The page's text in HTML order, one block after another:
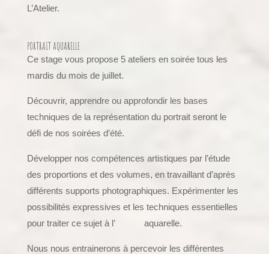
L’Atelier.
PORTRAIT AQUARELLE
Ce stage vous propose 5 ateliers en soirée tous les
mardis du mois de juillet.
Découvrir, apprendre ou approfondir les bases
techniques de la représentation du portrait seront le
défi de nos soirées d’été.
Développer nos compétences artistiques par l’étude
des proportions et des volumes, en travaillant d’après
différents supports photographiques. Expérimenter les
possibilités expressives et les techniques essentielles
pour traiter ce sujet à l’ aquarelle.
Nous nous entrainerons à percevoir les différentes